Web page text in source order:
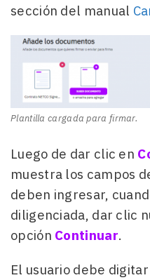
sección del manual
Plantilla cargada para firmar.
Luego de dar clic en
muestra los campos
deben ingresar,
diligenciada, dar clic
opción Continuar.
El usuario debe